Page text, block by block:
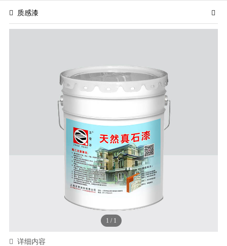
质感漆
1 / 1
详细内容